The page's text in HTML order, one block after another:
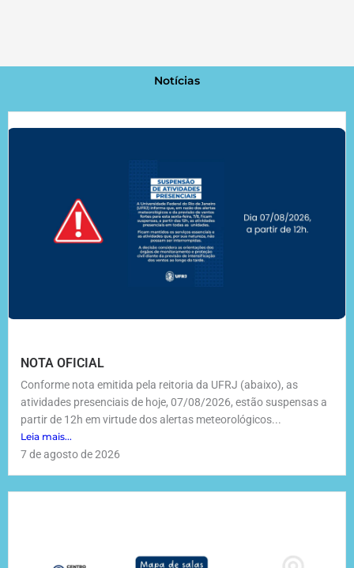
Notícias
NOTA OFICIAL
Conforme nota emitida pela reitoria da UFRJ (abaixo), as
atividades presenciais de hoje, 07/08/2026, estão suspensas a
partir de 12h em virtude dos alertas meteorológicos...
Leia mais...
7 de agosto de 2026